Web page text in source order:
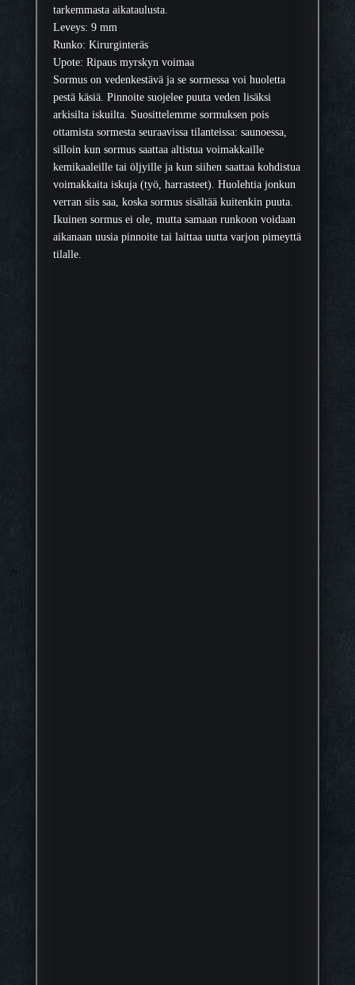
tarkemmasta aikataulusta.
Leveys: 9 mm
Runko: Kirurginteräs
Upote: Ripaus myrskyn voimaa
Sormus on vedenkestävä ja se sormessa voi huoletta
pestä käsiä. Pinnoite suojelee puuta veden lisäksi
arkisilta iskuilta. Suosittelemme sormuksen pois
ottamista sormesta seuraavissa tilanteissa: saunoessa,
silloin kun sormus saattaa altistua voimakkaille
kemikaaleille tai öljyille ja kun siihen saattaa kohdistua
voimakkaita iskuja (työ, harrasteet). Huolehtia jonkun
verran siis saa, koska sormus sisältää kuitenkin puuta.
Ikuinen sormus ei ole, mutta samaan runkoon voidaan
aikanaan uusia pinnoite tai laittaa uutta varjon pimeyttä
tilalle.